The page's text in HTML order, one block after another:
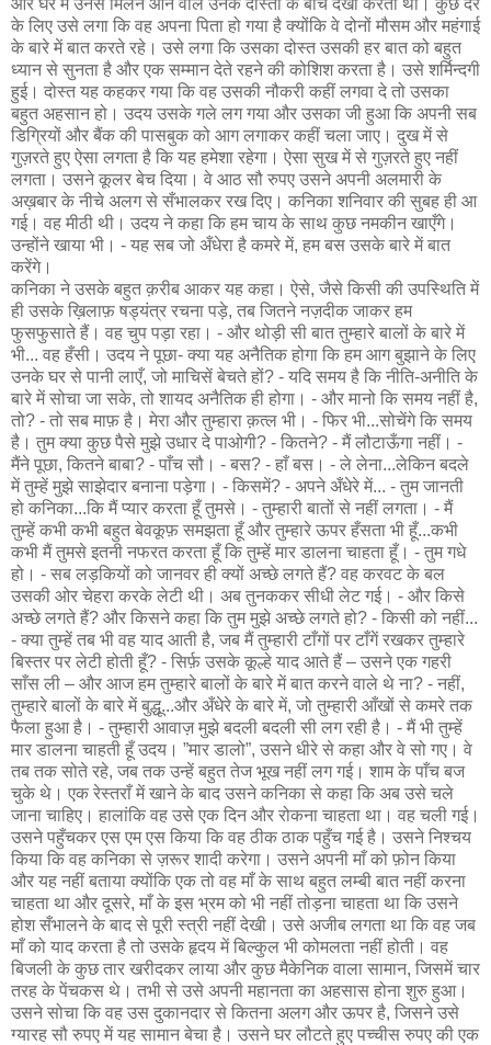
के लिए उसे लगा कि वह अपना पिता हो गया है क्योंकि वे दोनों मौसम और महंगाई
के बारे में बात करते रहे। उसे लगा कि उसका दोस्त उसकी हर बात को बहुत
ध्यान से सुनता है और एक सम्मान देते रहने की कोशिश करता है। उसे शर्मिन्दगी
हुई। दोस्त यह कहकर गया कि वह उसकी नौकरी कहीं लगवा दे तो उसका
बहुत अहसान हो। उदय उसके गले लग गया और उसका जी हुआ कि अपनी सब
डिग्रियों और बैंक की पासबुक को आग लगाकर कहीं चला जाए। दुख में से
गुज़रते हुए ऐसा लगता है कि यह हमेशा रहेगा। ऐसा सुख में से गुज़रते हुए नहीं
लगता। उसने कूलर बेच दिया। वे आठ सौ रुपए उसने अपनी अलमारी के
अख़बार के नीचे अलग से सँभालकर रख दिए। कनिका शनिवार की सुबह ही आ
गई। वह मीठी थी। उदय ने कहा कि हम चाय के साथ कुछ नमकीन खाएँगे।
उन्होंने खाया भी। - यह सब जो अँधेरा है कमरे में, हम बस उसके बारे में बात
करेंगे।
कनिका ने उसके बहुत क़रीब आकर यह कहा। ऐसे, जैसे किसी की उपस्थिति में
ही उसके ख़िलाफ़ षड्यंत्र रचना पड़े, तब जितने नज़दीक जाकर हम
फुसफुसाते हैं। वह चुप पड़ा रहा। - और थोड़ी सी बात तुम्हारे बालों के बारे में
भी... वह हँसी। उदय ने पूछा- क्या यह अनैतिक होगा कि हम आग बुझाने के लिए
उनके घर से पानी लाएँ, जो माचिसें बेचते हों? - यदि समय है कि नीति-अनीति के
बारे में सोचा जा सके, तो शायद अनैतिक ही होगा। - और मानो कि समय नहीं है,
तो? - तो सब माफ़ है। मेरा और तुम्हारा क़त्ल भी। - फिर भी...सोचेंगे कि समय
है। तुम क्या कुछ पैसे मुझे उधार दे पाओगी? - कितने? - मैं लौटाऊँगा नहीं। -
मैंने पूछा, कितने बाबा? - पाँच सौ। - बस? - हाँ बस। - ले लेना...लेकिन बदले
में तुम्हें मुझे साझेदार बनाना पड़ेगा। - किसमें? - अपने अँधेरे में... - तुम जानती
हो कनिका...कि मैं प्यार करता हूँ तुमसे। - तुम्हारी बातों से नहीं लगता। - मैं
तुम्हें कभी कभी बहुत बेवकूफ़ समझता हूँ और तुम्हारे ऊपर हँसता भी हूँ...कभी
कभी मैं तुमसे इतनी नफरत करता हूँ कि तुम्हें मार डालना चाहता हूँ। - तुम गधे
हो। - सब लड़कियों को जानवर ही क्यों अच्छे लगते हैं? वह करवट के बल
उसकी ओर चेहरा करके लेटी थी। अब तुनककर सीधी लेट गई। - और किसे
अच्छे लगते हैं? और किसने कहा कि तुम मुझे अच्छे लगते हो? - किसी को नहीं...
- क्या तुम्हें तब भी वह याद आती है, जब मैं तुम्हारी टाँगों पर टाँगें रखकर तुम्हारे
बिस्तर पर लेटी होती हूँ? - सिर्फ़ उसके कूल्हे याद आते हैं – उसने एक गहरी
साँस ली – और आज हम तुम्हारे बालों के बारे में बात करने वाले थे ना? - नहीं,
तुम्हारे बालों के बारे में बुद्धू...और अँधेरे के बारे में, जो तुम्हारी आँखों से कमरे तक
फैला हुआ है। - तुम्हारी आवाज़ मुझे बदली बदली सी लग रही है। - मैं भी तुम्हें
मार डालना चाहती हूँ उदय। ”मार डालो”, उसने धीरे से कहा और वे सो गए। वे
तब तक सोते रहे, जब तक उन्हें बहुत तेज भूख नहीं लग गई। शाम के पाँच बज
चुके थे। एक रेस्तराँ में खाने के बाद उसने कनिका से कहा कि अब उसे चले
जाना चाहिए। हालांकि वह उसे एक दिन और रोकना चाहता था। वह चली गई।
उसने पहुँचकर एस एम एस किया कि वह ठीक ठाक पहुँच गई है। उसने निश्चय
किया कि वह कनिका से ज़रूर शादी करेगा। उसने अपनी माँ को फ़ोन किया
और यह नहीं बताया क्योंकि एक तो वह माँ के साथ बहुत लम्बी बात नहीं करना
चाहता था और दूसरे, माँ के इस भ्रम को भी नहीं तोड़ना चाहता था कि उसने
होश सँभालने के बाद से पूरी स्त्री नहीं देखी। उसे अजीब लगता था कि वह जब
माँ को याद करता है तो उसके हृदय में बिल्कुल भी कोमलता नहीं होती। वह
बिजली के कुछ तार खरीदकर लाया और कुछ मैकेनिक वाला सामान, जिसमें चार
तरह के पेंचकस थे। तभी से उसे अपनी महानता का अहसास होना शुरु हुआ।
उसने सोचा कि वह उस दुकानदार से कितना अलग और ऊपर है, जिसने उसे
ग्यारह सौ रुपए में यह सामान बेचा है। उसने घर लौटते हुए पच्चीस रुपए की एक